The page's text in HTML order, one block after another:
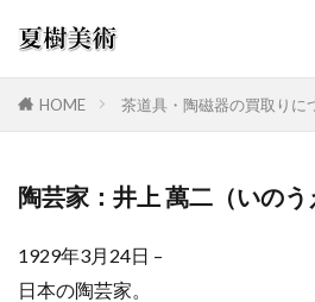
HOME 茶道具・陶磁器の買取りに
陶芸家：井上 萬二（いのう
1929年3月24日 –
日本の陶芸家。
カテゴリー